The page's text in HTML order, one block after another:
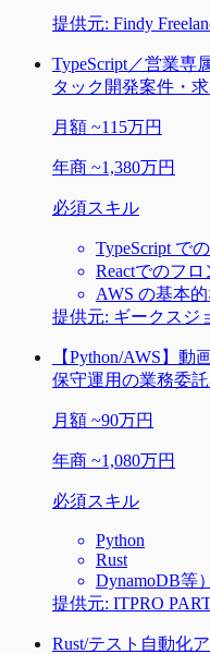
提供元: Findy
TypeScript／営業専
タック開発案件・求
月額 ~115万円
年商 ~1,380万円
必須スキル
TypeScript で
Reactでのフ
AWS の基本
提供元: ギークスジ
【Python/AWS】
保守運用の業務委
月額 ~90万円
年商 ~1,080万円
必須スキル
Python
Rust
DynamoDB等
提供元: ITPRO
Rust/テスト自動化